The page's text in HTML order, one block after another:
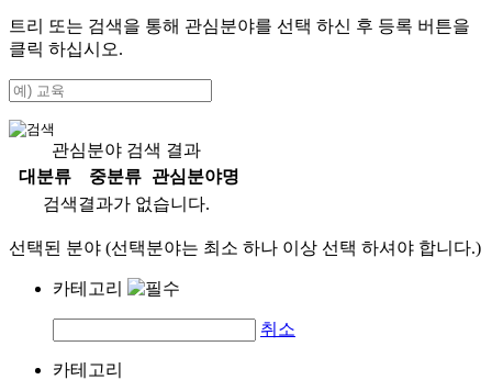
트리 또는 검색을 통해 관심분야를 선택 하신 후 등록 버튼을
클릭 하십시오.
관심분야 검색 결과
대분류
중분류
관심분야명
검색결과가 없습니다.
선택된 분야 (선택분야는 최소 하나 이상 선택 하셔야 합니다.)
카테고리
취소
카테고리